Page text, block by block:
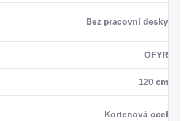
Bez pracovní desky
OFYR
120 cm
Kortenová ocel